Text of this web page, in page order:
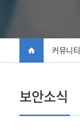
커뮤니티
보안소식